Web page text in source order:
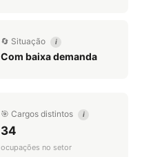
🔄 Situação i
Com baixa demanda
🎯 Cargos distintos i
34
ocupações no setor